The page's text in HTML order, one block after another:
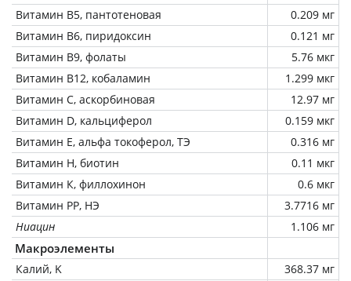
Витамин В5, пантотеновая
0.209 мг
Витамин В6, пиридоксин
0.121 мг
Витамин В9, фолаты
5.76 мкг
Витамин В12, кобаламин
1.299 мкг
Витамин C, аскорбиновая
12.97 мг
Витамин D, кальциферол
0.159 мкг
Витамин Е, альфа токоферол, ТЭ
0.316 мг
Витамин Н, биотин
0.11 мкг
Витамин К, филлохинон
0.6 мкг
Витамин РР, НЭ
3.7716 мг
Ниацин
1.106 мг
Макроэлементы
Калий, K
368.37 мг